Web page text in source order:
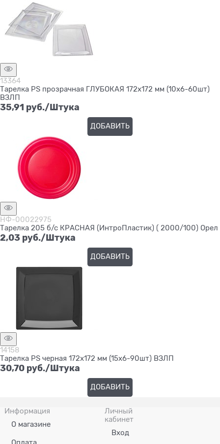
13364
Тарелка PS прозрачная ГЛУБОКАЯ 172х172 мм (10х6-60шт)
ВЗЛП
35,91 руб./Штука
ДОБАВИТЬ
НФ-00022975
Тарелка 205 б/с КРАСНАЯ (ИнтроПластик) ( 2000/100) Орел
2,03 руб./Штука
ДОБАВИТЬ
14158
Тарелка PS черная 172х172 мм (15х6-90шт) ВЗЛП
30,70 руб./Штука
ДОБАВИТЬ
Информация
О магазине
Личный
кабинет
Вход